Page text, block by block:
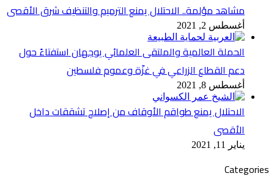
مشاهد مؤلمة.. الاحتلال يمنع الترميم والتنظيف شرق الأقصى
أغسطس 2, 2021
الحملة العالمية والملتقى العلمائي يوجهان استفتاءً حول
دعم القطاع الزراعي في غزّة وعموم فلسطين
أغسطس 8, 2021
الاحتلال يمنع طواقم الأوقاف من إصلاح تشققات داخل
الأقصى
يناير 11, 2021
Categories